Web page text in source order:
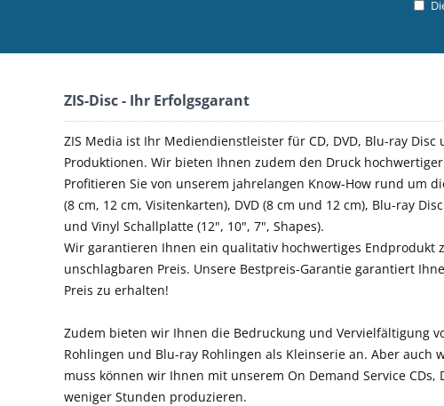
ZIS-Disc - Ihr Erfolgsgarant
ZIS Media ist Ihr Mediendienstleister für CD, DVD, Blu-ray Disc
Produktionen. Wir bieten Ihnen zudem den Druck
Profitieren Sie von unserem jahrelangen Know-How rund um
(8 cm, 12 cm, Visitenkarten), DVD (8 cm und 12 cm), Blu-ray
und Vinyl Schallplatte (12", 10", 7", Shapes).
Wir garantieren Ihnen ein qualitativ hochwertiges Endprodukt
unschlagbaren Preis. Unsere Bestpreis-Garantie garantiert
Preis zu erhalten!
Zudem bieten wir Ihnen die Bedruckung und Vervielfältigung
Rohlingen und Blu-ray Rohlingen als Kleinserie an. Aber auch
muss können wir Ihnen mit unserem On Demand Service CDs,
weniger Stunden produzieren.